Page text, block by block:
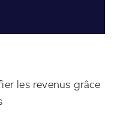
les revenus grâce